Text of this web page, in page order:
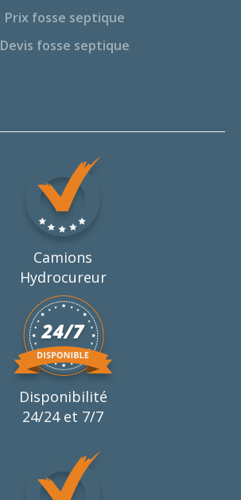
Prix fosse septique
Devis fosse septique
Camions
Hydrocureur
Disponibilité
24/24 et 7/7